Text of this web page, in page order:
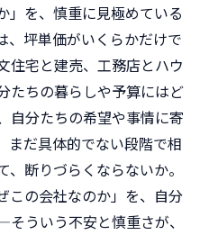
」を、慎重に見極めている
、坪単価がいくらかだけで
住宅と建売、工務店とハウ
たちの暮らしや予算にはど
自分たちの希望や事情に寄
まだ具体的でない段階で相
断りづらくならないか。
この会社なのか」を、自分
ういう不安と慎重さが、